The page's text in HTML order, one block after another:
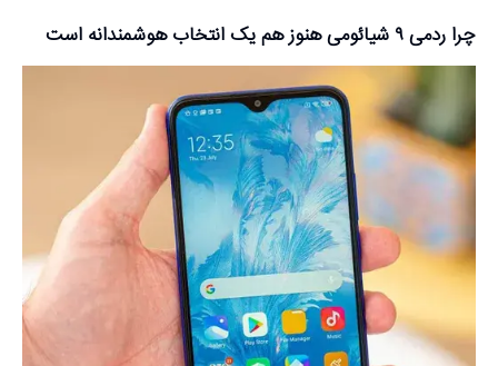
چرا ردمی ۹ شیائومی هنوز هم یک انتخاب هوشمندانه است